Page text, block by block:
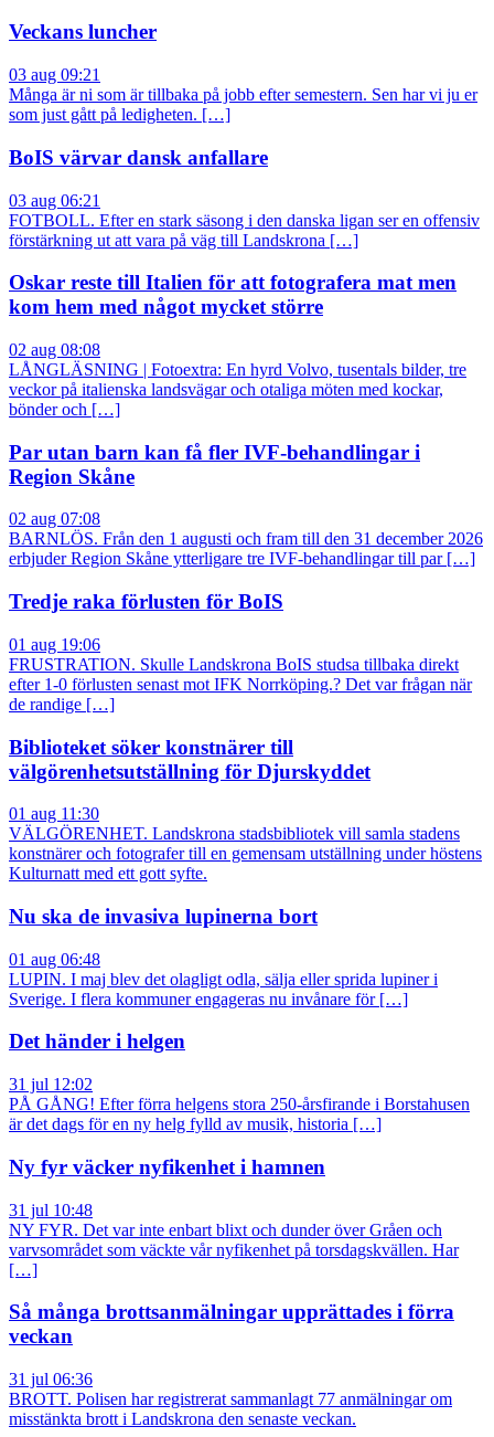
Veckans luncher
03 aug 09:21
Många är ni som är tillbaka på jobb efter semestern. Sen har vi ju er
som just gått på ledigheten. […]
BoIS värvar dansk anfallare
03 aug 06:21
FOTBOLL. Efter en stark säsong i den danska ligan ser en offensiv
förstärkning ut att vara på väg till Landskrona […]
Oskar reste till Italien för att fotografera mat men
kom hem med något mycket större
02 aug 08:08
LÅNGLÄSNING | Fotoextra: En hyrd Volvo, tusentals bilder, tre
veckor på italienska landsvägar och otaliga möten med kockar,
bönder och […]
Par utan barn kan få fler IVF-behandlingar i
Region Skåne
02 aug 07:08
BARNLÖS. Från den 1 augusti och fram till den 31 december 2026
erbjuder Region Skåne ytterligare tre IVF-behandlingar till par […]
Tredje raka förlusten för BoIS
01 aug 19:06
FRUSTRATION. Skulle Landskrona BoIS studsa tillbaka direkt
efter 1-0 förlusten senast mot IFK Norrköping.? Det var frågan när
de randige […]
Biblioteket söker konstnärer till
välgörenhetsutställning för Djurskyddet
01 aug 11:30
VÄLGÖRENHET. Landskrona stadsbibliotek vill samla stadens
konstnärer och fotografer till en gemensam utställning under höstens
Kulturnatt med ett gott syfte.
Nu ska de invasiva lupinerna bort
01 aug 06:48
LUPIN. I maj blev det olagligt odla, sälja eller sprida lupiner i
Sverige. I flera kommuner engageras nu invånare för […]
Det händer i helgen
31 jul 12:02
PÅ GÅNG! Efter förra helgens stora 250-årsfirande i Borstahusen
är det dags för en ny helg fylld av musik, historia […]
Ny fyr väcker nyfikenhet i hamnen
31 jul 10:48
NY FYR. Det var inte enbart blixt och dunder över Gråen och
varvsområdet som väckte vår nyfikenhet på torsdagskvällen. Har
[…]
Så många brottsanmälningar upprättades i förra
veckan
31 jul 06:36
BROTT. Polisen har registrerat sammanlagt 77 anmälningar om
misstänkta brott i Landskrona den senaste veckan.